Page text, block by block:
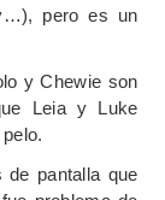
pero es un
y Chewie son
Leia y Luke
pantalla que